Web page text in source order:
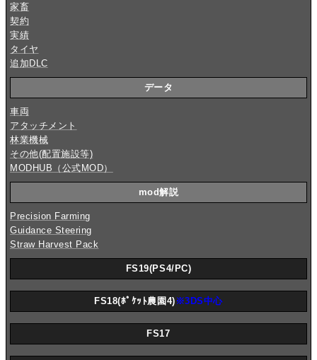
家畜
契約
実績
タイヤ
追加DLC
データ
車両
アタッチメント
林業機械
その他(配置施設等)
MODHUB（公式MOD）
mod解説
Precision Farming
Guidance Steering
Straw Harvest Pack
FS19(PS4/PC)
FS18(ﾎﾟｹｯﾄ農園4) ※3DS中心
FS17